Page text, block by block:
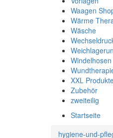
Waagen
Wärme
Wäsche
Windelhosen
XXL
Zubehör
zweiteilig
Startseite
hygiene-und-